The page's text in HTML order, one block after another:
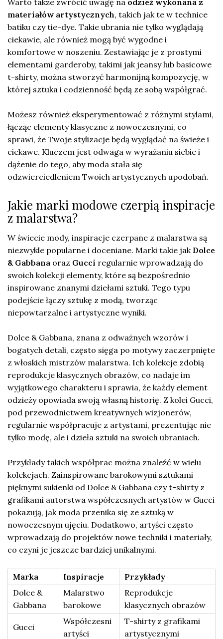
materiałów artystycznych, takich jak te w technice
batiku czy tie-dye. Takie ubrania nie tylko wyglądają
ciekawie, ale również mogą być wygodne i
komfortowe w noszeniu. Zestawiając je z prostymi
elementami garderoby, takimi jak jeansy lub basicowe
t-shirty, można stworzyć harmonijną kompozycję, w
której sztuka i codzienność będą ze sobą współgrać.
Możesz również eksperymentować z różnymi stylami,
łącząc elementy klasyczne z nowoczesnymi, co
sprawi, że Twoje stylizacje będą wyglądać na świeże i
ciekawe. Kluczem jest odwaga w wyrażaniu siebie i
dążenie do tego, aby moda stała się
odzwierciedleniem Twoich artystycznych upodobań.
Jakie marki modowe czerpią inspiracje
z malarstwa?
W świecie mody, inspiracje czerpane z malarstwa są
niezwykle popularne i doceniane. Marki takie jak Dolce
& Gabbana oraz Gucci regularnie wprowadzają do
swoich kolekcji elementy, które są bezpośrednio
inspirowane znanymi dziełami sztuki. Tego typu
podejście łączy sztukę z modą, tworząc
niepowtarzalne i artystyczne wyniki.
Dolce & Gabbana, znana z odważnych wzorów i
bogatych detali, często sięga po motywy zaczerpnięte
z włoskich mistrzów malarstwa. Ich kolekcje zdobią
reprodukcje klasycznych obrazów, co nadaje im
wyjątkowego charakteru i sprawia, że każdy element
odzieży opowiada swoją własną historię. Z kolei Gucci,
pod przewodnictwem kreatywnych wizjonerów,
regularnie współpracuje z artystami, prezentując nie
tylko modę, ale i dzieła sztuki na swoich ubraniach.
Przykłady takich współprac można znaleźć w wielu
kolekcjach. Zainspirowane barokowymi sztukami
pięknymi sukienki od Dolce & Gabbana czy t-shirty z
grafikami autorstwa współczesnych artystów w Gucci
pokazują, jak moda przenika się ze sztuką w
nowoczesnym ujęciu. Dodatkowo, artyści często
wprowadzają do projektów nowe techniki i materiały,
co czyni je jeszcze bardziej unikalnymi.
Marka Inspiracje
Przykłady
Dolce &
Gabbana
Malarstwo
barokowe
Reprodukcje
klasycznych obrazów
Gucci
Współczesni
artyści
T-shirty z grafikami
artystycznymi